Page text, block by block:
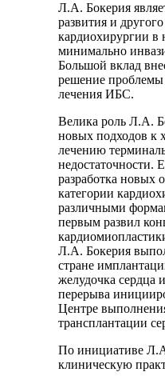
Л.А. Бокерия
развития и
кардиохирургии в
минимально
Большой вклад
решение проблемы
лечения ИБС.
Велика роль Л.А.
новых подходов к
лечению
недостаточности.
разработка новых
категории
различными
первым развил
Л.А. Бокерия
стране
желудочка сердца
перерыва
Центре
трансплантации
По инициативе
клиническую